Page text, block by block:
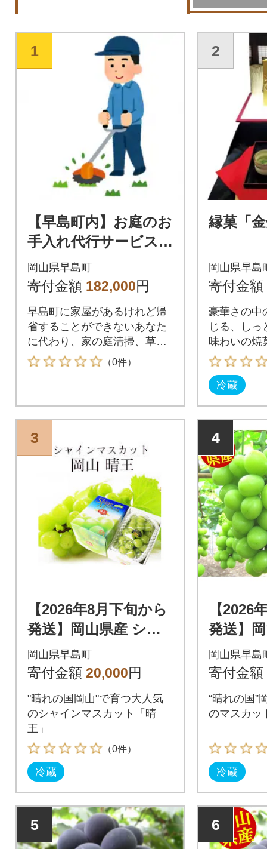
1
【早島町内】お庭のお
手入れ代行サービス(1
回分)
岡山県早島町
寄付金額 182,000円
早島町に家屋があるけれど帰
省することができないあなた
に代わり、家の庭清掃、草取
りを行います。
（0件）
2
縁菓「
岡山県早島
寄付金額
豪華さの中
じる、しっ
味わいの焼
をお召し上
冷蔵
3
【2026年8月下旬から
発送】岡山県産 シャ
インマスカット「晴
王」(1房700g以上)1房
岡山県早島町
寄付金額 20,000円
"晴れの国岡山"で育つ大人気
のシャインマスカット「晴
王」
（0件）
冷蔵
4
【2026
発送】
インマ
王」(1
岡山県早島
寄付金額
“晴れの国”
のマスカッ
冷蔵
5 6